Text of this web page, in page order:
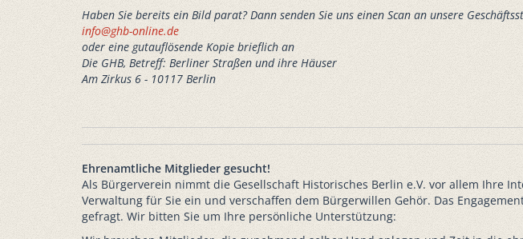
Haben Sie bereits ein Bild parat? Dann senden Sie uns einen Scan an unsere
info@ghb-online.de
oder eine gutauflösende Kopie brieflich an
Die GHB, Betreff: Berliner Straßen und ihre Häuser
Am Zirkus 6 - 10117 Berlin
Ehrenamtliche Mitglieder gesucht!
Als Bürgerverein nimmt die Gesellschaft Historisches Berlin e.V. vor allem Ihre
Verwaltung für Sie ein und verschaffen dem Bürgerwillen Gehör. Das
gefragt. Wir bitten Sie um Ihre persönliche Unterstützung: